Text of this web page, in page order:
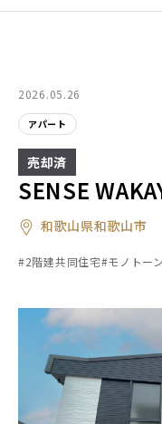
企業情報
2026.05.26
アパート
SENSE
和歌山県和歌山市
#2階建共同住宅#モノトーン